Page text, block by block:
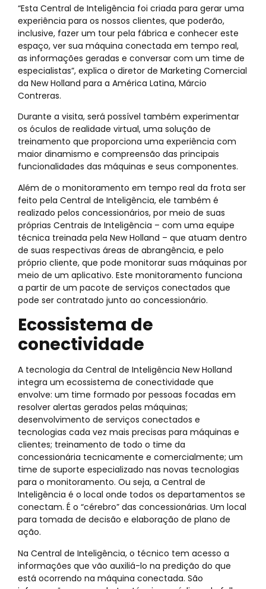
“Esta Central de Inteligência foi criada para gerar uma
experiência para os nossos clientes, que poderão,
inclusive, fazer um tour pela fábrica e conhecer este
espaço, ver sua máquina conectada em tempo real,
as informações geradas e conversar com um time de
especialistas”, explica o diretor de Marketing Comercial
da New Holland para a América Latina, Márcio
Contreras.
Durante a visita, será possível também experimentar
os óculos de realidade virtual, uma solução de
treinamento que proporciona uma experiência com
maior dinamismo e compreensão das principais
funcionalidades das máquinas e seus componentes.
Além de o monitoramento em tempo real da frota ser
feito pela Central de Inteligência, ele também é
realizado pelos concessionários, por meio de suas
próprias Centrais de Inteligência – com uma equipe
técnica treinada pela New Holland – que atuam dentro
de suas respectivas áreas de abrangência, e pelo
próprio cliente, que pode monitorar suas máquinas por
meio de um aplicativo. Este monitoramento funciona
a partir de um pacote de serviços conectados que
pode ser contratado junto ao concessionário.
Ecossistema de
conectividade
A tecnologia da Central de Inteligência New Holland
integra um ecossistema de conectividade que
envolve: um time formado por pessoas focadas em
resolver alertas gerados pelas máquinas;
desenvolvimento de serviços conectados e
tecnologias cada vez mais precisas para máquinas e
clientes; treinamento de todo o time da
concessionária tecnicamente e comercialmente; um
time de suporte especializado nas novas tecnologias
para o monitoramento. Ou seja, a Central de
Inteligência é o local onde todos os departamentos se
conectam. É o “cérebro” das concessionárias. Um local
para tomada de decisão e elaboração de plano de
ação.
Na Central de Inteligência, o técnico tem acesso a
informações que vão auxiliá-lo na predição do que
está ocorrendo na máquina conectada. São